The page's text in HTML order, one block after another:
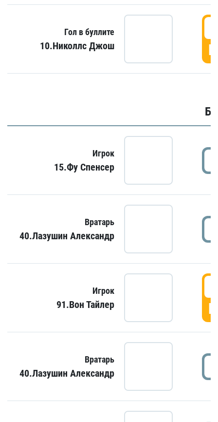
Гол в буллите
10.Николлс Джош
Игрок
15.Фу Спенсер
Вратарь
40.Лазушин Александр
Игрок
91.Вон Тайлер
Вратарь
40.Лазушин Александр